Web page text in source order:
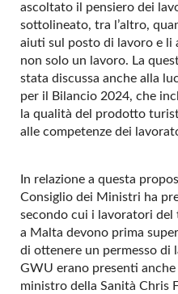
ascoltato il pensiero dei
sottolineato, tra l’altro,
aiuti sul posto di lavoro e li
non solo un lavoro. La
stata discussa anche alla
per il Bilancio 2024, che
la qualità del prodotto
alle competenze dei
In relazione a questa
Consiglio dei Ministri ha
secondo cui i lavoratori del
a Malta devono prima
di ottenere un permesso di
GWU erano presenti
ministro della Sanità Chris